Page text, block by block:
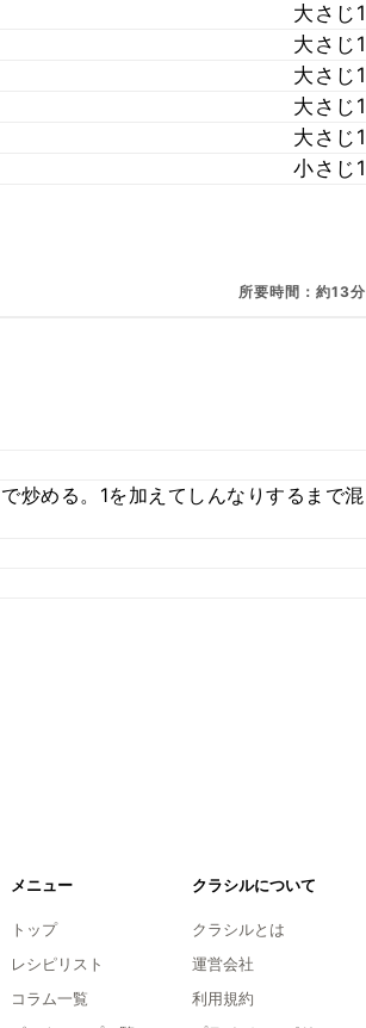
大さじ1
大さじ1
大さじ1
大さじ1
大さじ1
小さじ1
所要時間：約13分
炒める。1を加えてしんなりするまで混
メニュー
トップ
レシピリスト
コラム一覧
クラシルについて
クラシルとは
運営会社
利用規約